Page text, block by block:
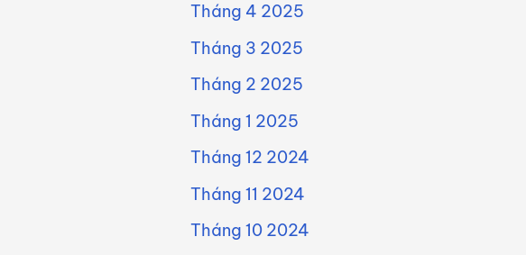
Tháng 4 2025
Tháng 3 2025
Tháng 2 2025
Tháng 1 2025
Tháng 12 2024
Tháng 11 2024
Tháng 10 2024